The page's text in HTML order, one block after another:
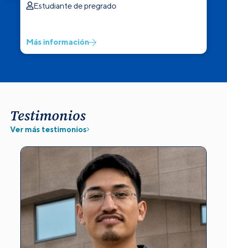
Estudiante de pregrado
Más información
Testimonios
Ver más testimonios